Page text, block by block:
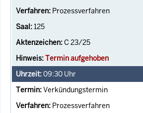
Prozessverfahren
125
C 23/25
Termin aufgehoben
09:30 Uhr
Verkündungstermin
Prozessverfahren